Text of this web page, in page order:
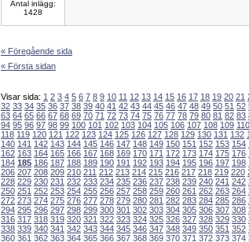
Antal inlägg:
1428
« Föregående sida
« Första sidan
Visar sida: 1 2 3 4 5 6 7 8 9 10 11 12 13 14 15 16 17 18 19 20 21
32 33 34 35 36 37 38 39 40 41 42 43 44 45 46 47 48 49 50 51 52
63 64 65 66 67 68 69 70 71 72 73 74 75 76 77 78 79 80 81 82 83
94 95 96 97 98 99 100 101 102 103 104 105 106 107 108 109 110
118 119 120 121 122 123 124 125 126 127 128 129 130 131 132
140 141 142 143 144 145 146 147 148 149 150 151 152 153 154
162 163 164 165 166 167 168 169 170 171 172 173 174 175 176
184 185 186 187 188 189 190 191 192 193 194 195 196 197 198
206 207 208 209 210 211 212 213 214 215 216 217 218 219 220
228 229 230 231 232 233 234 235 236 237 238 239 240 241 242
250 251 252 253 254 255 256 257 258 259 260 261 262 263 264
272 273 274 275 276 277 278 279 280 281 282 283 284 285 286
294 295 296 297 298 299 300 301 302 303 304 305 306 307 308
316 317 318 319 320 321 322 323 324 325 326 327 328 329 330
338 339 340 341 342 343 344 345 346 347 348 349 350 351 352
360 361 362 363 364 365 366 367 368 369 370 371 372 373 374